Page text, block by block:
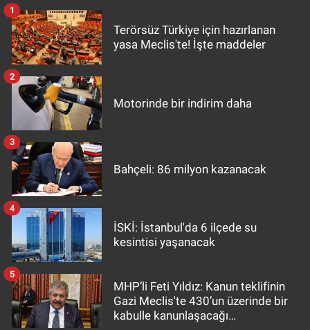
Terörsüz Türkiye için hazırlanan
yasa Meclis'te! İşte maddeler
1
Motorinde bir indirim daha
2
Bahçeli: 86 milyon kazanacak
3
İSKİ: İstanbul'da 6 ilçede su
kesintisi yaşanacak
4
MHP’li Feti Yıldız: Kanun teklifinin
Gazi Meclis'te 430’un üzerinde bir
kabulle kanunlaşacağı
5